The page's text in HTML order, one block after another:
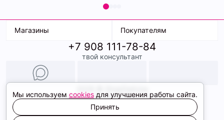
Магазины
ТК Терминал
ТРК Континент
Покупателям
Доставка
Условия оплаты
Образы
+7 908 111-78-84
твой консультант
Политика конфиденциальности
Соглашение cookie
Сайт создали
Мы используем cookies для улучшения работы сайта.
Принять